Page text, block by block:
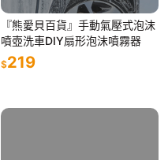
『熊愛貝百貨』手動氣壓式泡沫
噴壺洗車DIY扇形泡沫噴霧器
$219